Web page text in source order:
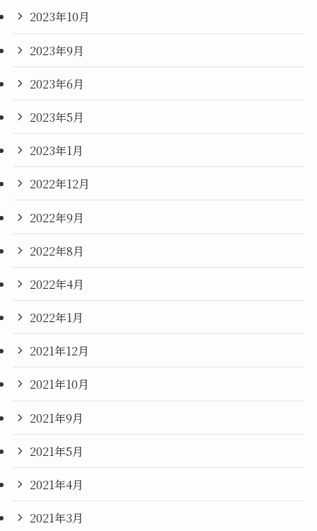
2023年10月
2023年9月
2023年6月
2023年5月
2023年1月
2022年12月
2022年9月
2022年8月
2022年4月
2022年1月
2021年12月
2021年10月
2021年9月
2021年5月
2021年4月
2021年3月